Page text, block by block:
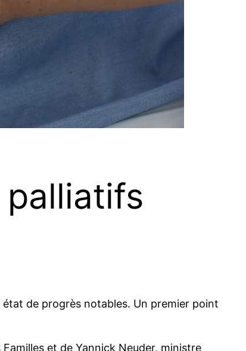
palliatifs
de progrès notables. Un premier point
et de Yannick Neuder, ministre